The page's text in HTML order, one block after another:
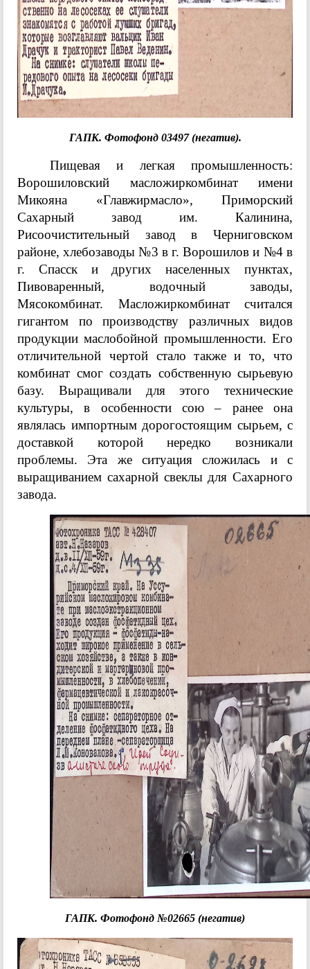
ГАПК. Фотофонд 03497 (негатив).
Пищевая и легкая промышленность:
Ворошиловский масложиркомбинат имени
Микояна «Главжирмасло», Приморский
Сахарный завод им. Калинина,
Рисоочистительный завод в Черниговском
районе, хлебозаводы №3 в г. Ворошилов и №4 в
г. Спасск и других населенных пунктах,
Пивоваренный, водочный заводы,
Мясокомбинат. Масложиркомбинат считался
гигантом по производству различных видов
продукции маслобойной промышленности. Его
отличительной чертой стало также и то, что
комбинат смог создать собственную сырьевую
базу. Выращивали для этого технические
культуры, в особенности сою – ранее она
являлась импортным дорогостоящим сырьем, с
доставкой которой нередко возникали
проблемы. Эта же ситуация сложилась и с
выращиванием сахарной свеклы для Сахарного
завода.
ГАПК. Фотофонд №02665 (негатив)